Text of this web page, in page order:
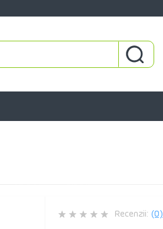
Recenzii: (0)